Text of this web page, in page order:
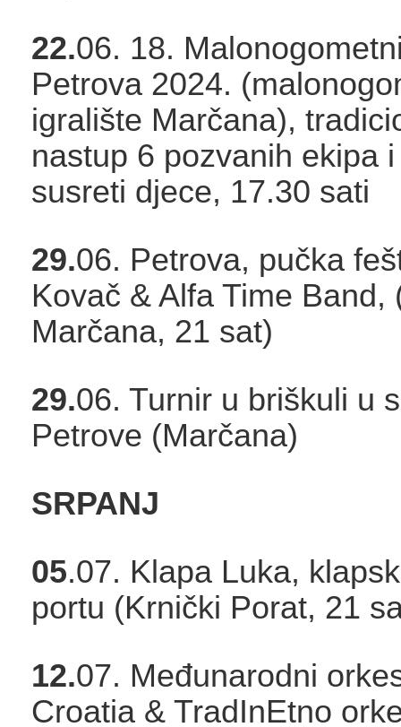
22.06. 18.
Petrova 2024.
igralište Marčana),
nastup 6 pozvanih ekipa
susreti djece, 17.30 sati
29.06. Petrova, pučka
Kovač & Alfa Time Band,
Marčana, 21 sat)
29.06. Turnir u briškuli u
Petrove (Marčana)
SRPANJ
05.07. Klapa Luka,
portu (Krnički Porat, 21
12.07. Međunarodni
Croatia & TradInEtno